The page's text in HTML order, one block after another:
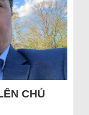
CHỦ